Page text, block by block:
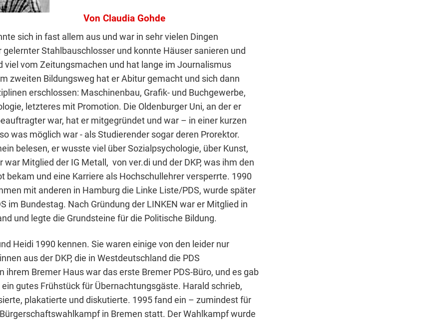
Von Claudia Gohde
sich in fast allem aus und war in sehr vielen Dingen
gelernter Stahlbauschlosser und konnte Häuser sanieren und
viel vom Zeitungsmachen und hat lange im Journalismus
zweiten Bildungsweg hat er Abitur gemacht und sich dann
erschlossen: Maschinenbau, Grafik- und Buchgewerbe,
letzteres mit Promotion. Die Oldenburger Uni, an der er
war, hat er mitgegründet und war – in einer kurzen
was möglich war - als Studierender sogar deren Prorektor.
belesen, er wusste viel über Sozialpsychologie, über Kunst,
war Mitglied der IG Metall, von ver.di und der DKP, was ihm den
bekam und eine Karriere als Hochschullehrer versperrte. 1990
mit anderen in Hamburg die Linke Liste/PDS, wurde später
im Bundestag. Nach Gründung der LINKEN war er Mitglied in
und legte die Grundsteine für die Politische Bildung.
Heidi 1990 kennen. Sie waren einige von den leider nur
aus der DKP, die in Westdeutschland die PDS
ihrem Bremer Haus war das erste Bremer PDS-Büro, und es gab
gutes Frühstück für Übernachtungsgäste. Harald schrieb,
plakatierte und diskutierte. 1995 fand ein – zumindest für
in Bremen statt. Der Wahlkampf wurde